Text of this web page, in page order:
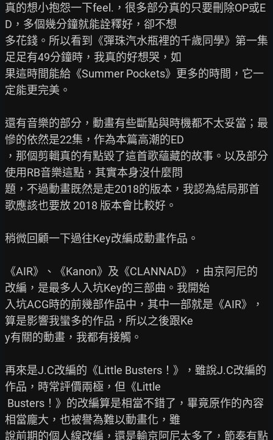
真的想小抱怨一下feel.，很多部分真的只要刪除OP或E
D，多個幾分鐘就能詮釋好，卻不想
多花錢。所以看到《彈珠汽水瓶裡的千歲同學》第一集
足足有49分鐘時，我真的好想哭，如
果這時間能給《Summer Pockets》更多的時間，它一
定能更完美。
還有音樂的部分，動畫有些斷點與時機都不太妥當；最
慘的依然是22集，作為本篇高潮的ED
，那個剪輯真的有點毀了這首歌蘊藏的故事。以及部分
使用RB音樂這點，其實本身沒什麼問
題，不過動畫既然是走2018的版本，我認為結局那首
歌應該也要放 2018 版本會比較好。
稍微回顧一下過往Key改編成動畫作品。
《AIR》、《Kanon》及《CLANNAD》，由京阿尼的
改編，是最多人入坑Key的三部曲。我開始
入坑ACG時的前幾部作品中，其中一部就是《AIR》，
算是影響我蠻多的作品，所以之後跟Ke
y有關的動畫，我都有接觸。
再來是J.C改編的《Little Busters！》，雖說J.C改編的
作品，時常評價兩極，但《Little
相當龐大，也被譽為難以動畫化，雖
說前期的個人線改編，還是輸京阿尼太多了，節奏有點